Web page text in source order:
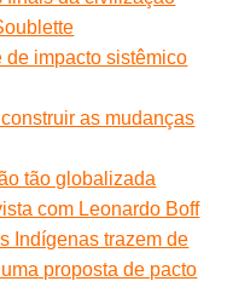
de impacto sistêmico
as mudanças
tão globalizada
com Leonardo Boff
Indígenas trazem de
proposta de pacto